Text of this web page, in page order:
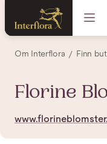
Om Interflora Finn
Florine